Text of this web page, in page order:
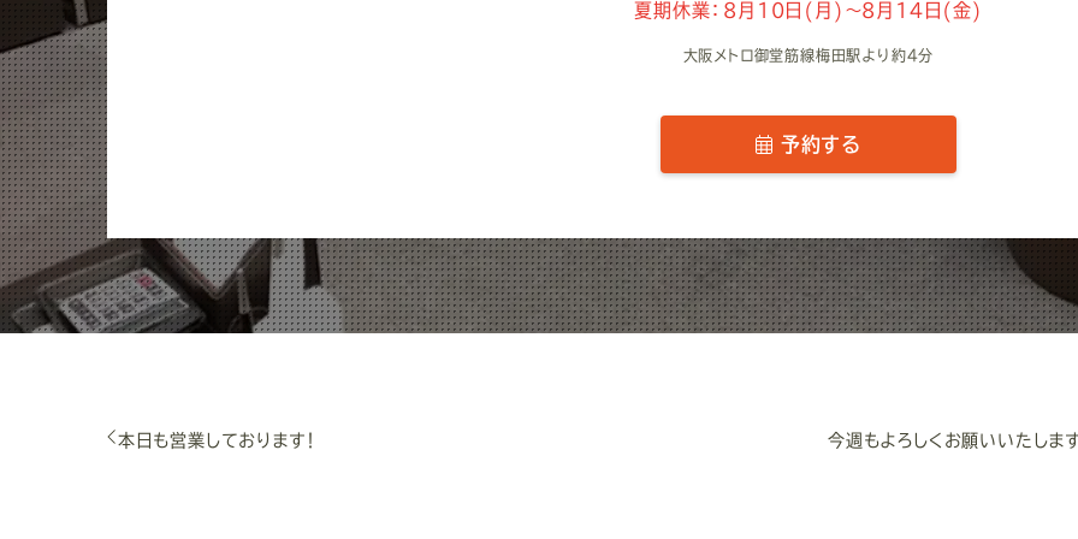
夏期休業：8月10日(月)～8月14日(金)
大阪メトロ御堂筋線梅田駅より約4分
予約する
本日も営業しております！ 今週もよろしくお願いいたしま